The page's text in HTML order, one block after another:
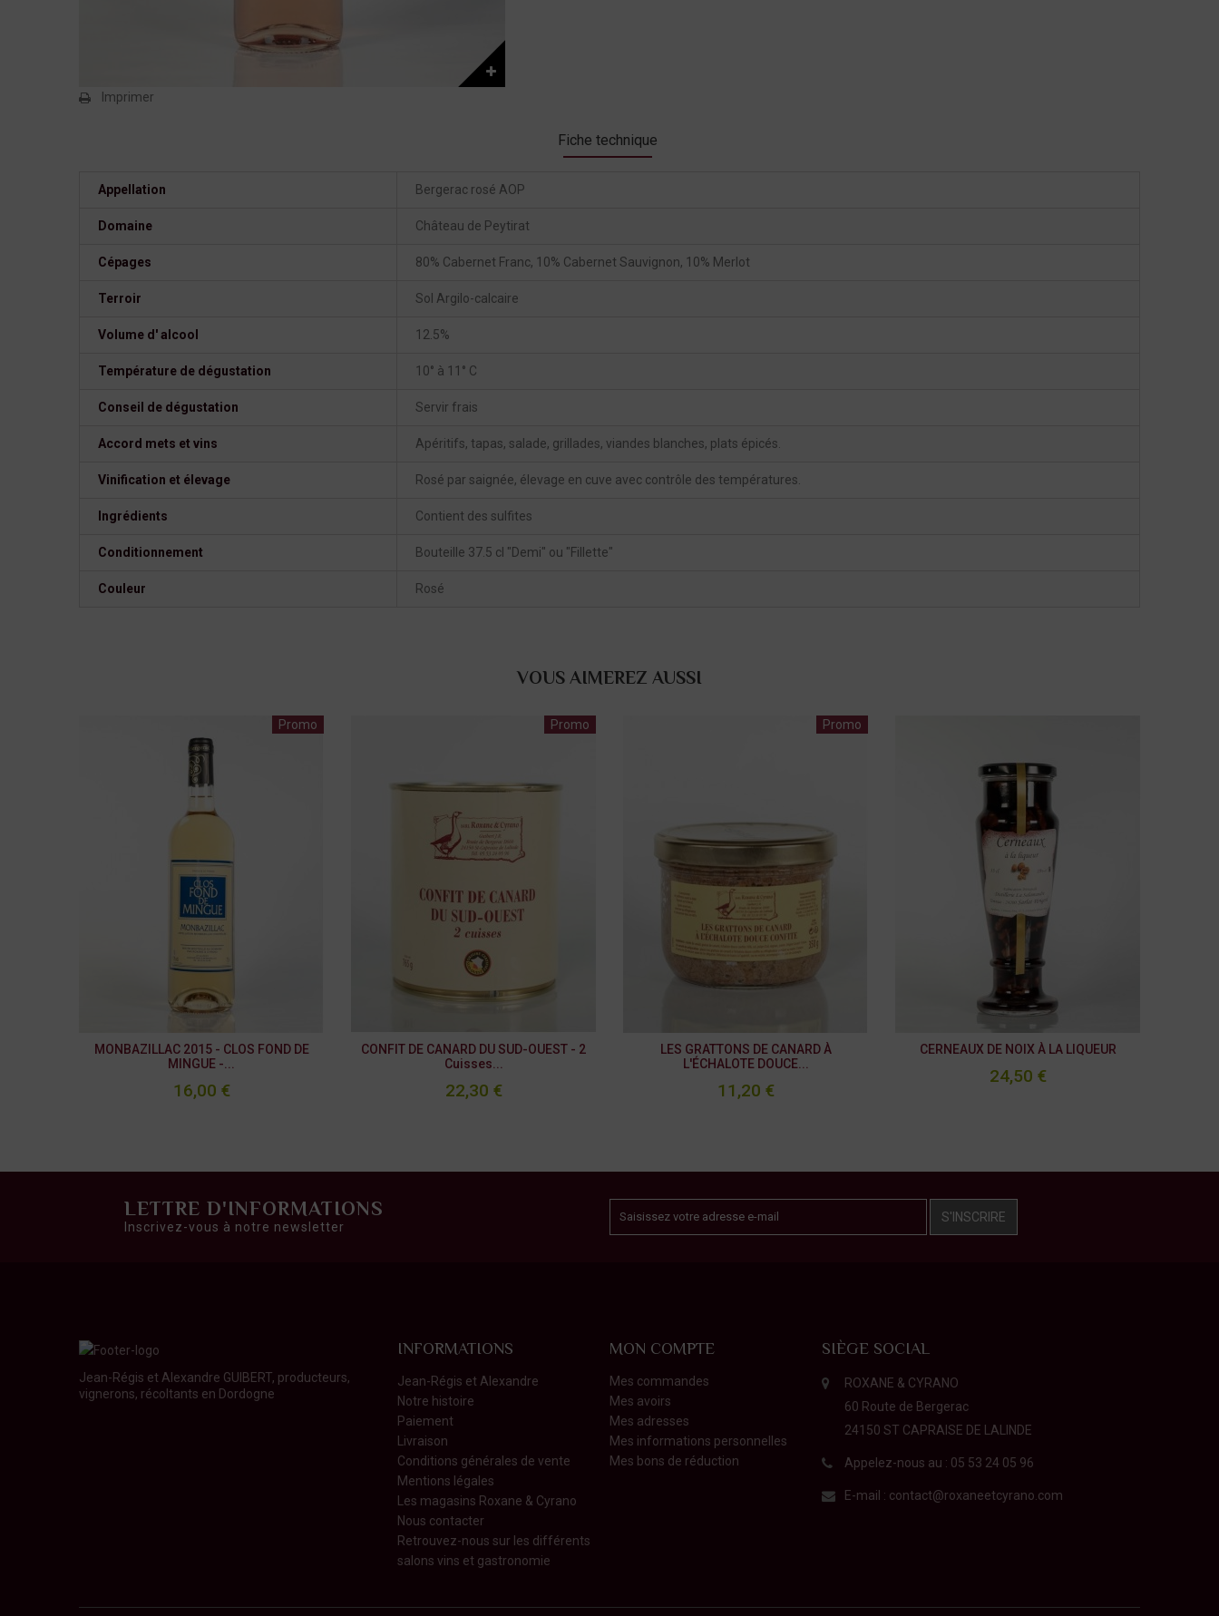
Imprimer
Fiche technique
Appellation Bergerac rosé AOP
Domaine Château de Peytirat
Cépages 80% Cabernet Franc, 10% Cabernet Sauvignon, 10% Merlot
Terroir Sol Argilo-calcaire
Volume d' alcool 12.5%
Température de dégustation 10° à 11° C
Conseil de dégustation Servir frais
Accord mets et vins Apéritifs, tapas, salade, grillades, viandes blanches, plats épicés.
Vinification et élevage Rosé par saignée, élevage en cuve avec contrôle des températures.
Ingrédients Contient des sulfites
Conditionnement Bouteille 37.5 cl "Demi" ou "Fillette"
Couleur Rosé
VOUS AIMEREZ AUSSI
Promo
MONBAZILLAC 2015 - CLOS FOND DE
MINGUE -...
16,00 €
Promo
CONFIT DE CANARD DU SUD-OUEST - 2
Cuisses...
22,30 €
Promo
LES GRATTONS DE CANARD À
L'ÉCHALOTE DOUCE...
11,20 €
CERNEAUX DE NOIX À LA LIQUEUR
24,50 €
LETTRE D'INFORMATIONS
Inscrivez-vous à notre newsletter
S'INSCRIRE
Jean-Régis et Alexandre GUIBERT, producteurs,
vignerons, récoltants en Dordogne
INFORMATIONS
Jean-Régis et Alexandre
Notre histoire
Paiement
Livraison
Conditions générales de vente
Mentions légales
Les magasins Roxane & Cyrano
Nous contacter
Retrouvez-nous sur les différents
salons vins et gastronomie
MON COMPTE
Mes commandes
Mes avoirs
Mes adresses
Mes informations personnelles
Mes bons de réduction
SIÈGE SOCIAL
ROXANE & CYRANO
60 Route de Bergerac
24150 ST CAPRAISE DE LALINDE
Appelez-nous au : 05 53 24 05 96
E-mail : contact@roxaneetcyrano.com